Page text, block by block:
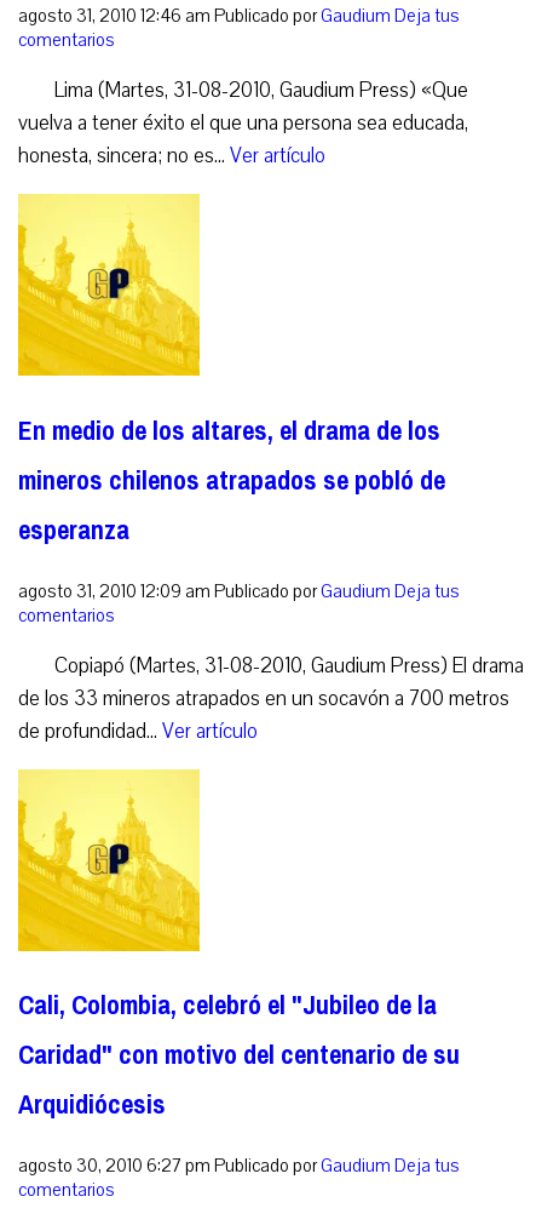
agosto 31, 2010 12:46 am Publicado porGaudium Deja tus
comentarios
Lima (Martes, 31-08-2010, Gaudium Press) «Que
vuelva a tener éxito el que una persona sea educada,
honesta, sincera; no es... Ver artículo
En medio de los altares, el drama de los
mineros chilenos atrapados se pobló de
esperanza
agosto 31, 2010 12:09 am Publicado porGaudium Deja tus
comentarios
Copiapó (Martes, 31-08-2010, Gaudium Press) El drama
de los 33 mineros atrapados en un socavón a 700 metros
de profundidad... Ver artículo
Cali, Colombia, celebró el "Jubileo de la
Caridad" con motivo del centenario de su
Arquidiócesis
agosto 30, 2010 6:27 pm Publicado porGaudium Deja tus
comentarios